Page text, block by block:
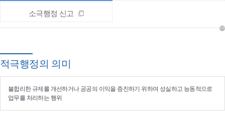
소극행정 신고
적극행정의 의미
불합리한 규제를 개선하거나 공공의 이익을 증진하기 위하여 성실하고 능동적으로
업무를 처리하는 행위